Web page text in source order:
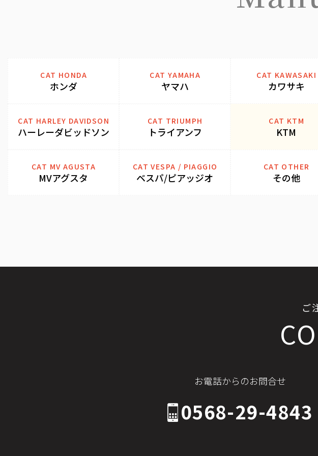
CAT HONDA
ホンダ
CAT YAMAHA
ヤマハ
CAT KAWASAKI
カワサキ
CAT HARLEY DAVIDSON
ハーレーダビッドソン
CAT TRIUMPH
トライアンフ
CAT KTM
KTM
CAT MV AGUSTA
MVアグスタ
CAT VESPA / PIAGGIO
ベスパ/ピアッジオ
CAT OTHER
その他
ご
お電話からのお問合せ
0568-29-4843